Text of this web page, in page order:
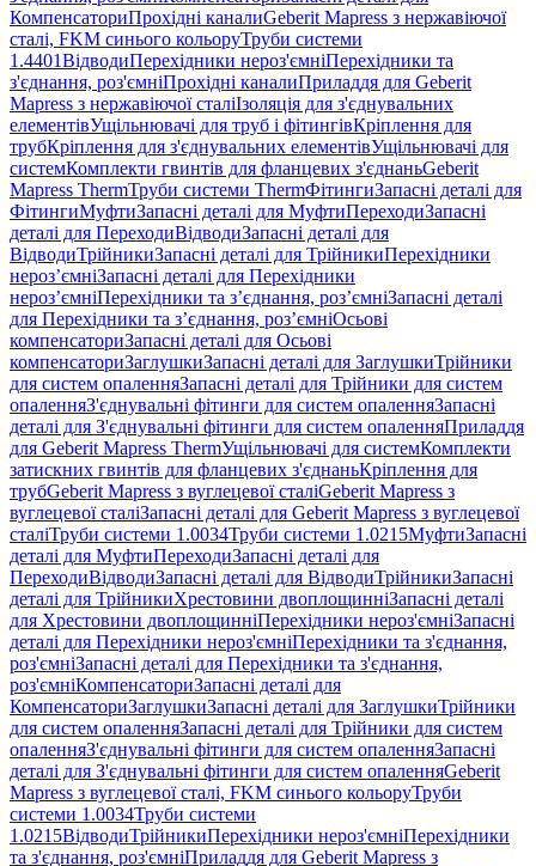
КомпенсаториПрохідні каналиGeberit Mapress з нержавіючої
сталі, FKM синього кольоруТруби системи
1.4401ВідводиПерехідники нероз'ємніПерехідники та
з'єднання, роз'ємніПрохідні каналиПриладдя для Geberit
Mapress з нержавіючої сталіІзоляція для з'єднувальних
елементівУщільнювачі для труб і фітингівКріплення для
трубКріплення для з'єднувальних елементівУщільнювачі для
системКомплекти гвинтів для фланцевих з'єднаньGeberit
Mapress ThermТруби системи ThermФітингиЗапасні деталі для
ФітингиМуфтиЗапасні деталі для МуфтиПереходиЗапасні
деталі для ПереходиВідводиЗапасні деталі для
ВідводиТрійникиЗапасні деталі для ТрійникиПерехідники
нероз’ємніЗапасні деталі для Перехідники
нероз’ємніПерехідники та з’єднання, роз’ємніЗапасні деталі
для Перехідники та з’єднання, роз’ємніОсьові
компенсаториЗапасні деталі для Осьові
компенсаториЗаглушкиЗапасні деталі для ЗаглушкиТрійники
для систем опаленняЗапасні деталі для Трійники для систем
опаленняЗ'єднувальні фітинги для систем опаленняЗапасні
деталі для З'єднувальні фітинги для систем опаленняПриладдя
для Geberit Mapress ThermУщільнювачі для системКомплекти
затискних гвинтів для фланцевих з'єднаньКріплення для
трубGeberit Mapress з вуглецевої сталіGeberit Mapress з
вуглецевої сталіЗапасні деталі для Geberit Mapress з вуглецевої
сталіТруби системи 1.0034Труби системи 1.0215МуфтиЗапасні
деталі для МуфтиПереходиЗапасні деталі для
ПереходиВідводиЗапасні деталі для ВідводиТрійникиЗапасні
деталі для ТрійникиХрестовини двоплощинніЗапасні деталі
для Хрестовини двоплощинніПерехідники нероз'ємніЗапасні
деталі для Перехідники нероз'ємніПерехідники та з'єднання,
роз'ємніЗапасні деталі для Перехідники та з'єднання,
роз'ємніКомпенсаториЗапасні деталі для
КомпенсаториЗаглушкиЗапасні деталі для ЗаглушкиТрійники
для систем опаленняЗапасні деталі для Трійники для систем
опаленняЗ'єднувальні фітинги для систем опаленняЗапасні
деталі для З'єднувальні фітинги для систем опаленняGeberit
Mapress з вуглецевої сталі, FKM синього кольоруТруби
системи 1.0034Труби системи
1.0215ВідводиТрійникиПерехідники нероз'ємніПерехідники
та з'єднання, роз'ємніПриладдя для Geberit Mapress з